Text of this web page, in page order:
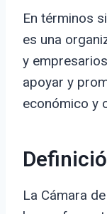
En términos
es una
y
apoyar y
económico y
La Cámara